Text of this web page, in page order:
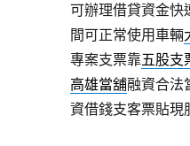
可辦理借貸資金快
間可正常使用車輛
專案支票靠五股支
高雄當舖融資合法
資借錢支客票貼現